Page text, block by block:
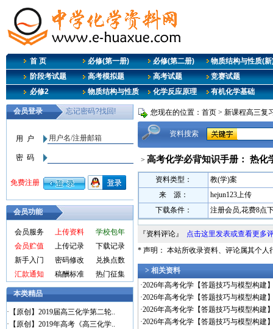
首 页 必修(第一册) 必修(第二册)
物质结构与性质(新
阶段考试题
高考模拟题 高考试题
竞赛试题
必修2
物质结构与性质 化学反应原理 有机化学基础
会员功能
会员服务 上传资料
学校包年
会员贮值
上传记录
下载记录
新手入门
密码修改
兑换点数
汇款通知
稿酬标准 热门征集
本类精品
· 【原创】2019届高三化学第二轮..
· 【原创】2019年高考《高三化学..
您现在的位置： 首页 > 新课程高三复
资料搜索
> 高考化学必背知识手册： 热化
资料类型：
教(学)案
来 源：
hejun123上传
下载条件：
注册会员,花费8点
『资料评论』 点击这里发表或查看更多
* 声明： 本站所收录资料、评论属其个人
> 相关资料
·2026年高考化学【答题技巧与模型构建
·2026年高考化学【答题技巧与模型构建
·2026年高考化学【答题技巧与模型构建
·2026年高考化学【答题技巧与模型构建